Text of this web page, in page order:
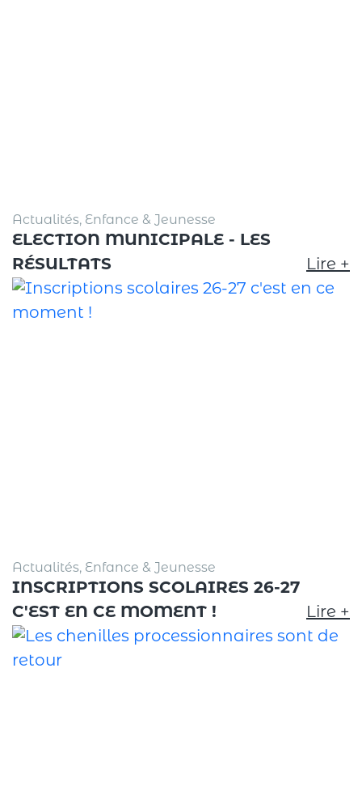
Actualités, Enfance & Jeunesse
ELECTION MUNICIPALE - LES
RÉSULTATS
Lire +
Actualités, Enfance & Jeunesse
INSCRIPTIONS SCOLAIRES 26-27
C'EST EN CE MOMENT !
Lire +